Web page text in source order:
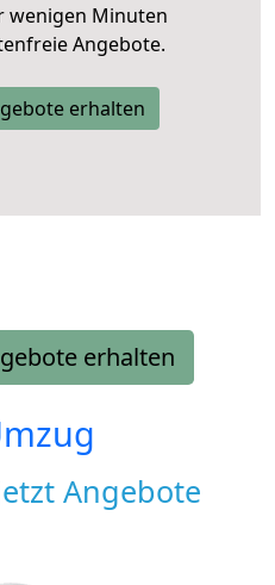
wenigen Minuten
Angebote.
erhalten
erhalten
Angebote